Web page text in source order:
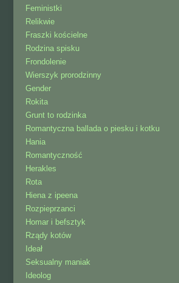
Feministki
Relikwie
Fraszki kościelne
Rodzina spisku
Frondolenie
Wierszyk prorodzinny
Gender
Rokita
Grunt to rodzinka
Romantyczna ballada o piesku i kotku
Hania
Romantyczność
Herakles
Rota
Hiena z ipeena
Rozpieprzanci
Homar i befsztyk
Rządy kotów
Ideał
Seksualny maniak
Ideolog